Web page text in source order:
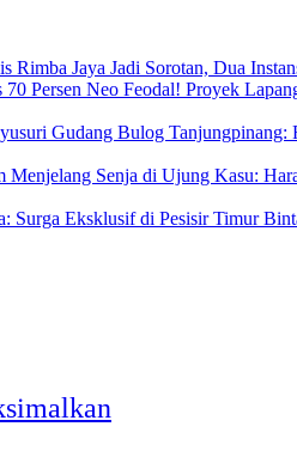
Rimba Jaya Jadi Sorotan, Dua
Neo Feodal! Proyek
Gudang Bulog Tanjungpinang:
Menjelang Senja di Ujung Kasu:
Surga Eksklusif di Pesisir Timur